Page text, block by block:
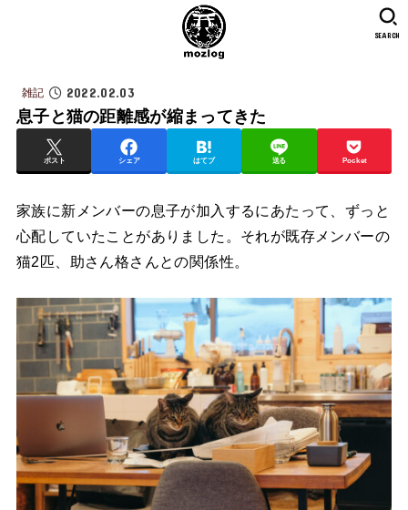
SEARCH
雑記 2022.02.03
息子と猫の距離感が縮まってきた
ポスト シェア はてブ 送る Pocket
家族に新メンバーの息子が加入するにあたって、ずっと
心配していたことがありました。それが既存メンバーの
猫2匹、助さん格さんとの関係性。